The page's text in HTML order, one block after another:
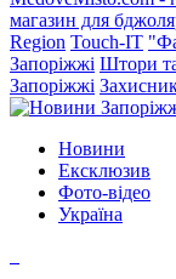
магазин для
Region Touch-IT
Запоріжжі Штори
Запоріжжі
Новини
Ексклюзив
Фото-відео
Україна